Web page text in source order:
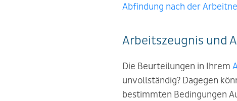
Abfindung nach der
Arbeitszeugnis und
Die Beurteilungen in Ihrem
unvollständig? Dagegen
bestimmten Bedingungen